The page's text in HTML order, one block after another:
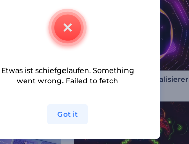
Elektrohaus Musik Visualisierer
Etwas ist schiefgelaufen. Something
went wrong. Failed to fetch
Got it